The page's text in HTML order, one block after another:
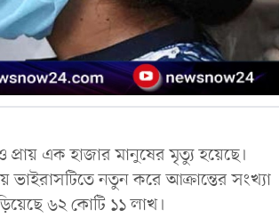
এক হাজার মানুষের মৃত্যু হয়েছে।
ভাইরাসটিতে নতুন করে আক্রান্তের সংখ্যা
৬২ কোটি ১১ লাখ।